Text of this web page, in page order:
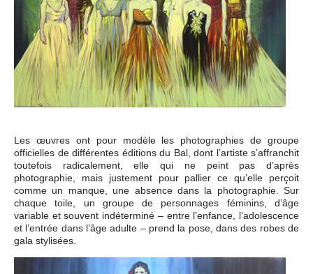
Les œuvres ont pour modèle les photographies de groupe
officielles de différentes éditions du Bal, dont l’artiste s’affranchit
toutefois radicalement, elle qui ne peint pas d’après
photographie, mais justement pour pallier ce qu’elle perçoit
comme un manque, une absence dans la photographie. Sur
chaque toile, un groupe de personnages féminins, d’âge
variable et souvent indéterminé – entre l’enfance, l’adolescence
et l’entrée dans l’âge adulte – prend la pose, dans des robes de
gala stylisées.